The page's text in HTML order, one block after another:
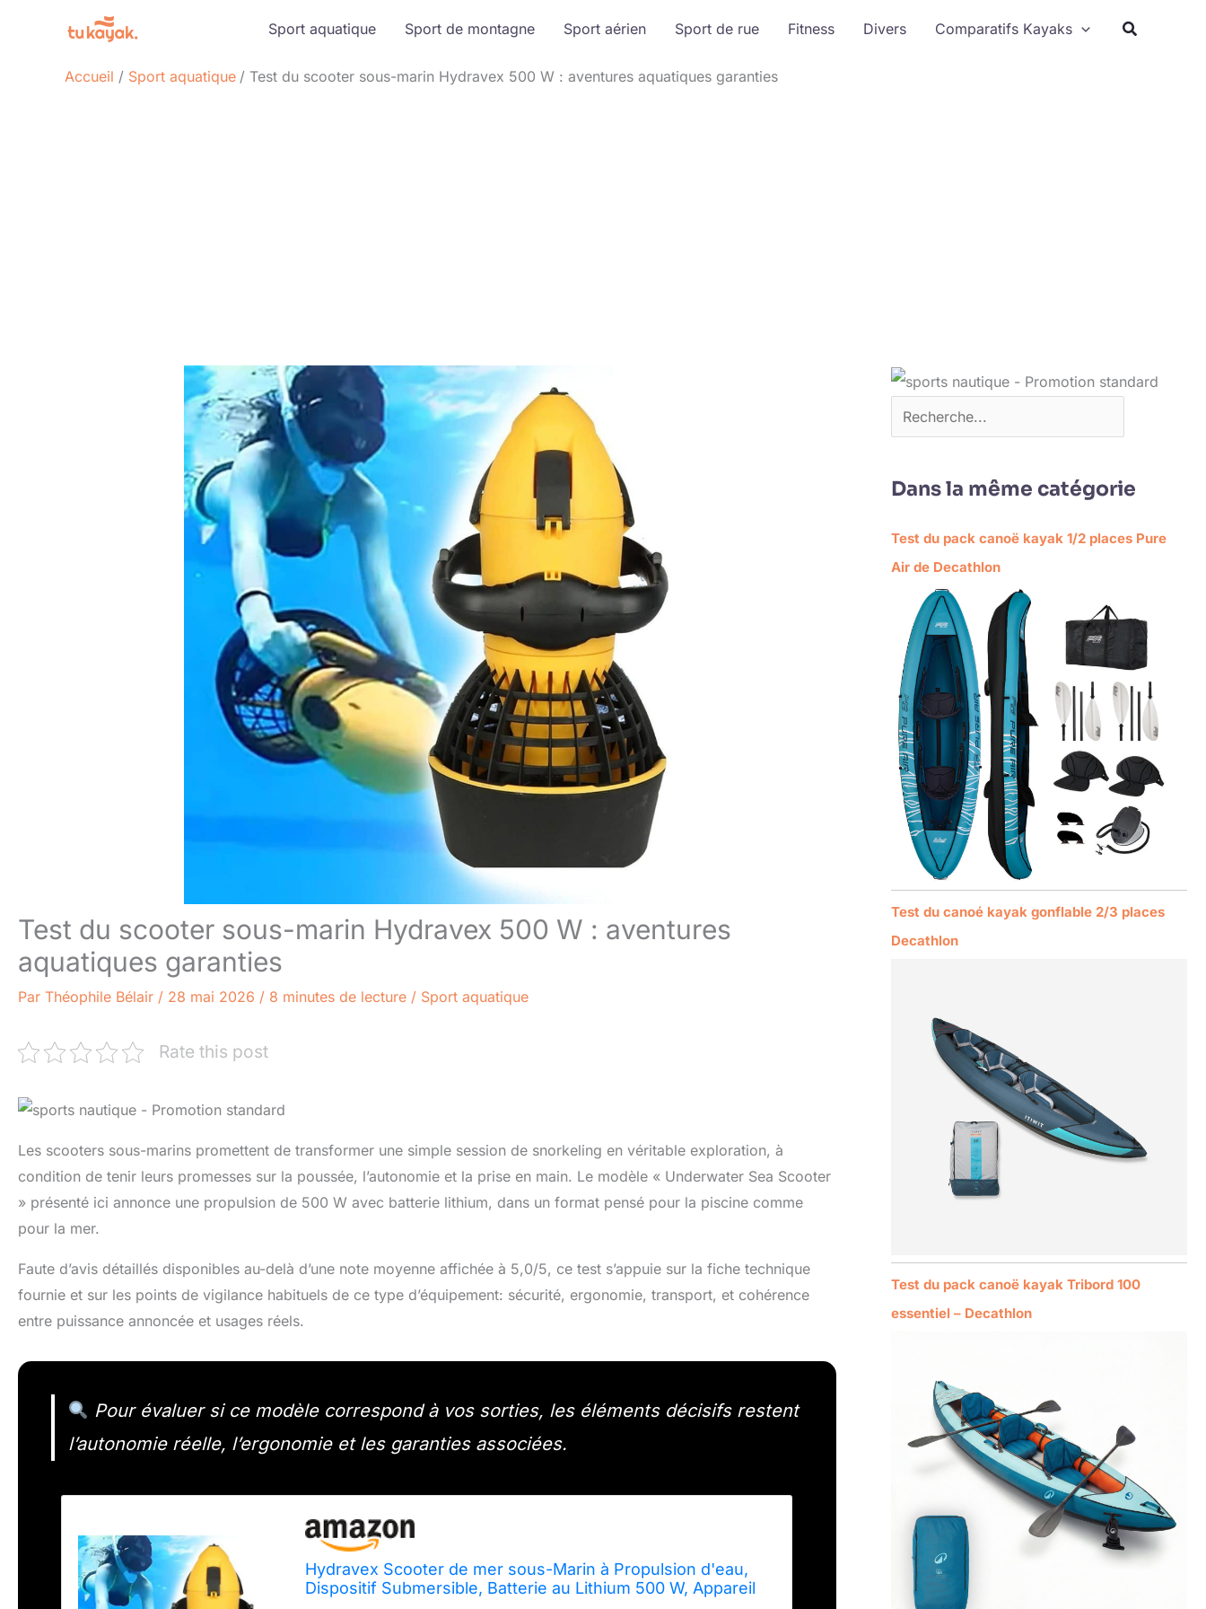
Sport aquatique Sport de montagne Sport aérien Sport de rue Fitness Divers Comparatifs Kayaks
Accueil Sport aquatique Test du scooter sous-marin Hydravex 500 W : aventures aquatiques garanties
Test du scooter sous-marin Hydravex 500 W : aventures
aquatiques garanties
Par Théophile Bélair / 28 mai 2026 / 8 minutes de lecture / Sport aquatique
Rate this post
Les scooters sous-marins promettent de transformer une simple session de snorkeling en véritable exploration, à
condition de tenir leurs promesses sur la poussée, l’autonomie et la prise en main. Le modèle « Underwater Sea Scooter
» présenté ici annonce une propulsion de 500 W avec batterie lithium, dans un format pensé pour la piscine comme
pour la mer.
Faute d’avis détaillés disponibles au-delà d’une note moyenne affichée à 5,0/5, ce test s’appuie sur la fiche technique
fournie et sur les points de vigilance habituels de ce type d’équipement: sécurité, ergonomie, transport, et cohérence
entre puissance annoncée et usages réels.
Pour évaluer si ce modèle correspond à vos sorties, les éléments décisifs restent
l’autonomie réelle, l’ergonomie et les garanties associées.
Hydravex Scooter de mer sous-Marin à Propulsion d'eau,
Dispositif Submersible, Batterie au Lithium 500 W, Appareil
Dans la même catégorie
Test du pack canoë kayak 1/2 places Pure
Air de Decathlon
Test du canoé kayak gonflable 2/3 places
Decathlon
Test du pack canoë kayak Tribord 100
essentiel – Decathlon